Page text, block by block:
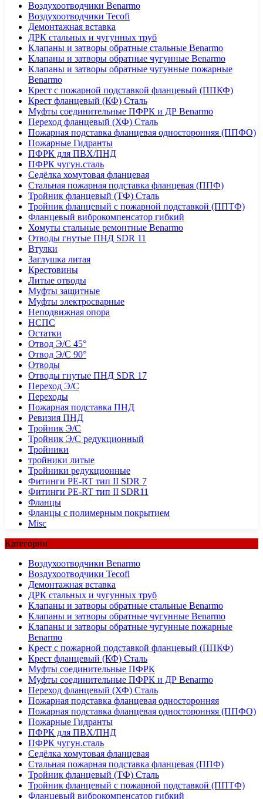
Воздухоотводчики Benarmo
Воздухоотводчики Tecofi
Демонтажная вставка
ДРК стальных и чугунных труб
Клапаны и затворы обратные стальные Benarmo
Клапаны и затворы обратные чугунные Benarmo
Клапаны и затворы обратные чугунные пожарные
Benarmo
Крест с пожарной подставкой фланцевый (ППКФ)
Крест фланцевый (КФ) Сталь
Муфты соединительные ПФРК и ДР Benarmo
Переход фланцевый (ХФ) Сталь
Пожарная подставка фланцевая односторонняя (ППФО)
Пожарные Гидранты
ПФРК для ПВХ/ПНД
ПФРК чугун.сталь
Седёлка хомутовая фланцевая
Стальная пожарная подставка фланцевая (ППФ)
Тройник фланцевый (ТФ) Сталь
Тройник фланцевый с пожарной подставкой (ППТФ)
Фланцевый виброкомпенсатор гибкий
Хомуты стальные ремонтные Benarmo
Отводы гнутые ПНД SDR 11
Втулки
Заглушка литая
Крестовины
Литые отводы
Муфты защитные
Муфты электросварные
Неподвижная опора
НСПС
Остатки
Отвод Э/С 45°
Отвод Э/С 90°
Отводы
Отводы гнутые ПНД SDR 17
Переход Э/С
Переходы
Пожарная подставка ПНД
Ревизия ПНД
Тройник Э/С
Тройник Э/С редукционный
Тройники
тройники литые
Тройники редукционные
Фитинги PE-RT тип II SDR 7
Фитинги PE-RT тип II SDR11
Фланцы
Фланцы с полимерным покрытием
Misc
Категории
Воздухоотводчики Benarmo
Воздухоотводчики Tecofi
Демонтажная вставка
ДРК стальных и чугунных труб
Клапаны и затворы обратные стальные Benarmo
Клапаны и затворы обратные чугунные Benarmo
Клапаны и затворы обратные чугунные пожарные
Benarmo
Крест с пожарной подставкой фланцевый (ППКФ)
Крест фланцевый (КФ) Сталь
Муфты соединительные ПФРК
Муфты соединительные ПФРК и ДР Benarmo
Переход фланцевый (ХФ) Сталь
Пожарная подставка фланцевая односторонняя
Пожарная подставка фланцевая односторонняя (ППФО)
Пожарные Гидранты
ПФРК для ПВХ/ПНД
ПФРК чугун.сталь
Седёлка хомутовая фланцевая
Стальная пожарная подставка фланцевая (ППФ)
Тройник фланцевый (ТФ) Сталь
Тройник фланцевый с пожарной подставкой (ППТФ)
Фланцевый виброкомпенсатор гибкий